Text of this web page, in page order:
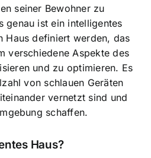
seiner Bewohner zu
genau ist ein intelligentes
Haus definiert werden, das
verschiedene Aspekte des
und zu optimieren. Es
von schlauen Geräten
vernetzt sind und
schaffen.
Haus?